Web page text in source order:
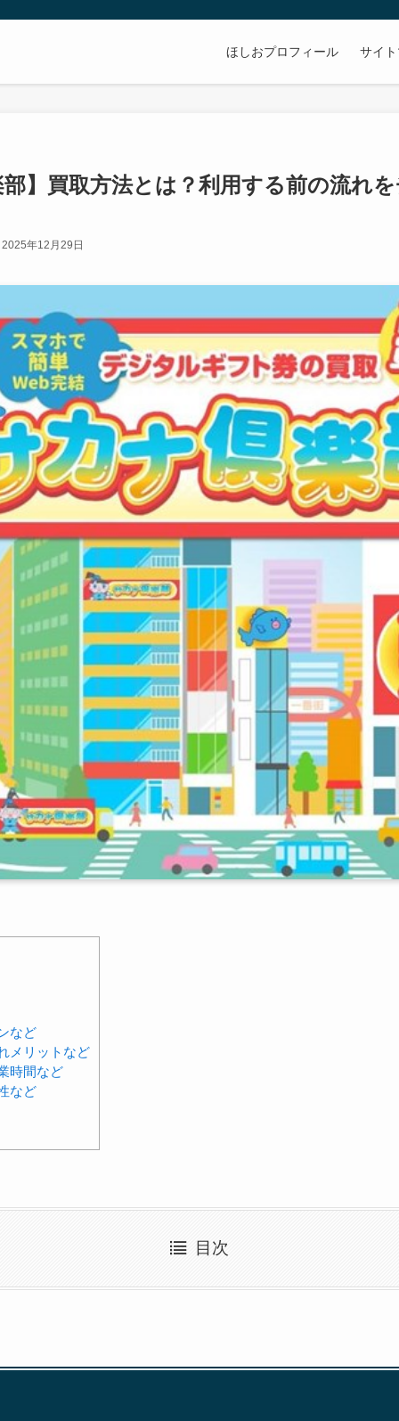
ほしおプロフィール サイ
】買取方法とは？利用する前の流れ
2025年12月29日
など
メリットなど
時間など
など
目次